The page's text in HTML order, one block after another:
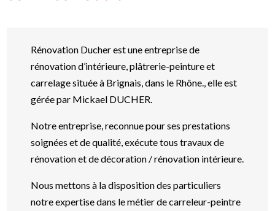
Rénovation Ducher est une entreprise de
rénovation d’intérieure, plâtrerie-peinture et
carrelage située à Brignais, dans le Rhône., elle est
gérée par Mickael DUCHER.
Notre entreprise, reconnue pour ses prestations
soignées et de qualité, exécute tous travaux de
rénovation et de décoration / rénovation intérieure.
Nous mettons à la disposition des particuliers
notre expertise dans le métier de carreleur-peintre